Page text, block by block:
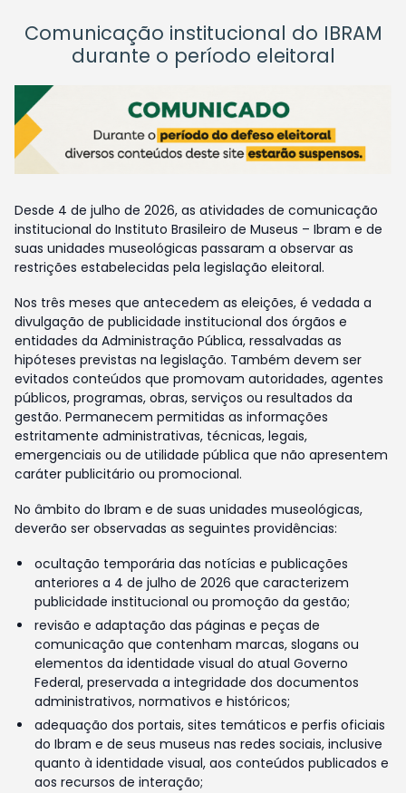
Comunicação institucional do IBRAM
durante o período eleitoral
Desde 4 de julho de 2026, as atividades de comunicação
institucional do Instituto Brasileiro de Museus – Ibram e de
suas unidades museológicas passaram a observar as
restrições estabelecidas pela legislação eleitoral.
Nos três meses que antecedem as eleições, é vedada a
divulgação de publicidade institucional dos órgãos e
entidades da Administração Pública, ressalvadas as
hipóteses previstas na legislação. Também devem ser
evitados conteúdos que promovam autoridades, agentes
públicos, programas, obras, serviços ou resultados da
gestão. Permanecem permitidas as informações
estritamente administrativas, técnicas, legais,
emergenciais ou de utilidade pública que não apresentem
caráter publicitário ou promocional.
No âmbito do Ibram e de suas unidades museológicas,
deverão ser observadas as seguintes providências:
ocultação temporária das notícias e publicações
anteriores a 4 de julho de 2026 que caracterizem
publicidade institucional ou promoção da gestão;
revisão e adaptação das páginas e peças de
comunicação que contenham marcas, slogans ou
elementos da identidade visual do atual Governo
Federal, preservada a integridade dos documentos
administrativos, normativos e históricos;
adequação dos portais, sites temáticos e perfis oficiais
do Ibram e de seus museus nas redes sociais, inclusive
quanto à identidade visual, aos conteúdos publicados e
aos recursos de interação;